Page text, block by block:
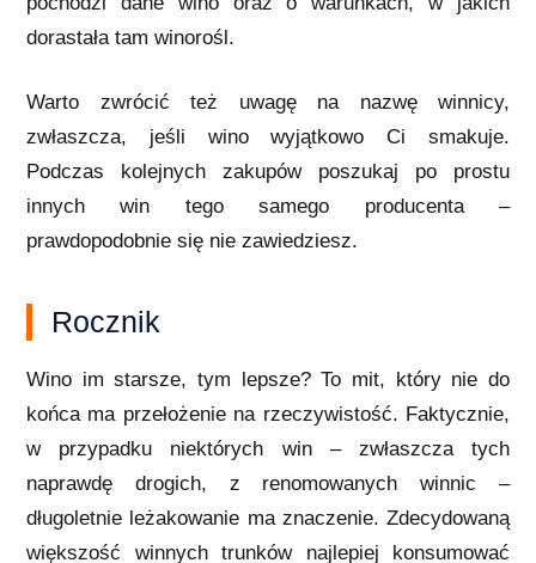
dorastała tam winorośl.
Warto zwrócić też uwagę na nazwę winnicy,
zwłaszcza, jeśli wino wyjątkowo Ci smakuje.
Podczas kolejnych zakupów poszukaj po prostu
innych win tego samego producenta –
prawdopodobnie się nie zawiedziesz.
Rocznik
Wino im starsze, tym lepsze? To mit, który nie do
końca ma przełożenie na rzeczywistość. Faktycznie,
w przypadku niektórych win – zwłaszcza tych
naprawdę drogich, z renomowanych winnic –
długoletnie leżakowanie ma znaczenie. Zdecydowaną
większość winnych trunków najlepiej konsumować